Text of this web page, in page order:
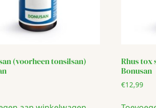
(voorheen tonsilsan)
Rhus tox
Bonusan
€12,99